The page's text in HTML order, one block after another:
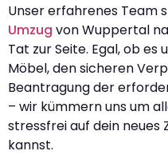
Unser erfahrenes Team
Umzug von Wuppertal
Tat zur Seite. Egal, ob
Möbel, den sicheren
Beantragung der
– wir kümmern uns um
stressfrei auf dein neues
kannst.